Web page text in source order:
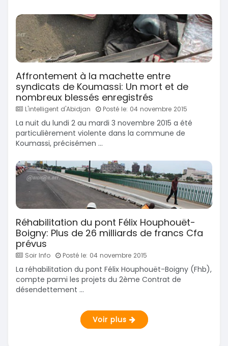
Affrontement à la machette entre
syndicats de Koumassi: Un mort et de
nombreux blessés enregistrés
L'intelligent d'Abidjan Posté le: 04 novembre 2015
La nuit du lundi 2 au mardi 3 novembre 2015 a été
particulièrement violente dans la commune de
Koumassi, précisémen ...
Réhabilitation du pont Félix Houphouët-
Boigny: Plus de 26 milliards de francs Cfa
prévus
Soir Info Posté le: 04 novembre 2015
La réhabilitation du pont Félix Houphouët-Boigny (Fhb),
compte parmi les projets du 2ème Contrat de
désendettement ...
Voir plus